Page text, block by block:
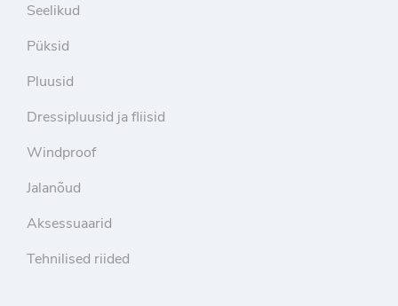
Seelikud
Püksid
Pluusid
Dressipluusid ja fliisid
Windproof
Jalanõud
Aksessuaarid
Tehnilised riided